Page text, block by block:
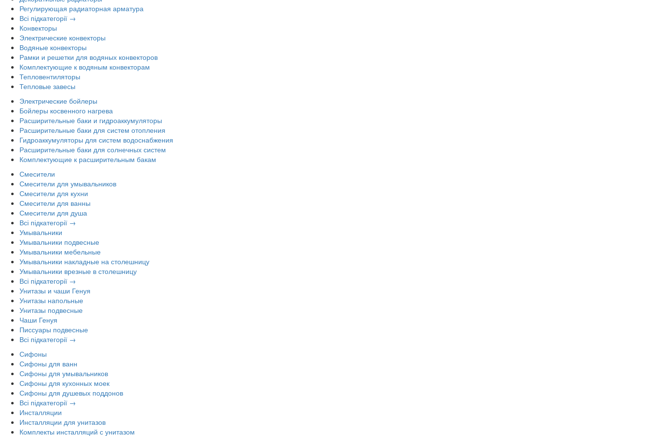
Регулирующая радиаторная арматура
Всі підкатегорії →
Конвекторы
Электрические конвекторы
Водяные конвекторы
Рамки и решетки для водяных конвекторов
Комплектующие к водяным конвекторам
Тепловентиляторы
Тепловые завесы
Электрические бойлеры
Бойлеры косвенного нагрева
Расширительные баки и гидроаккумуляторы
Расширительные баки для систем отопления
Гидроаккумуляторы для систем водоснабжения
Расширительные баки для солнечных систем
Комплектующие к расширительным бакам
Смесители
Смесители для умывальников
Смесители для кухни
Смесители для ванны
Смесители для душа
Всі підкатегорії →
Умывальники
Умывальники подвесные
Умывальники мебельные
Умывальники накладные на столешницу
Умывальники врезные в столешницу
Всі підкатегорії →
Унитазы и чаши Генуя
Унитазы напольные
Унитазы подвесные
Чаши Генуя
Писсуары подвесные
Всі підкатегорії →
Сифоны
Сифоны для ванн
Сифоны для умывальников
Сифоны для кухонных моек
Сифоны для душевых поддонов
Всі підкатегорії →
Инсталляции
Инсталляции для унитазов
Комплекты инсталляций с унитазом